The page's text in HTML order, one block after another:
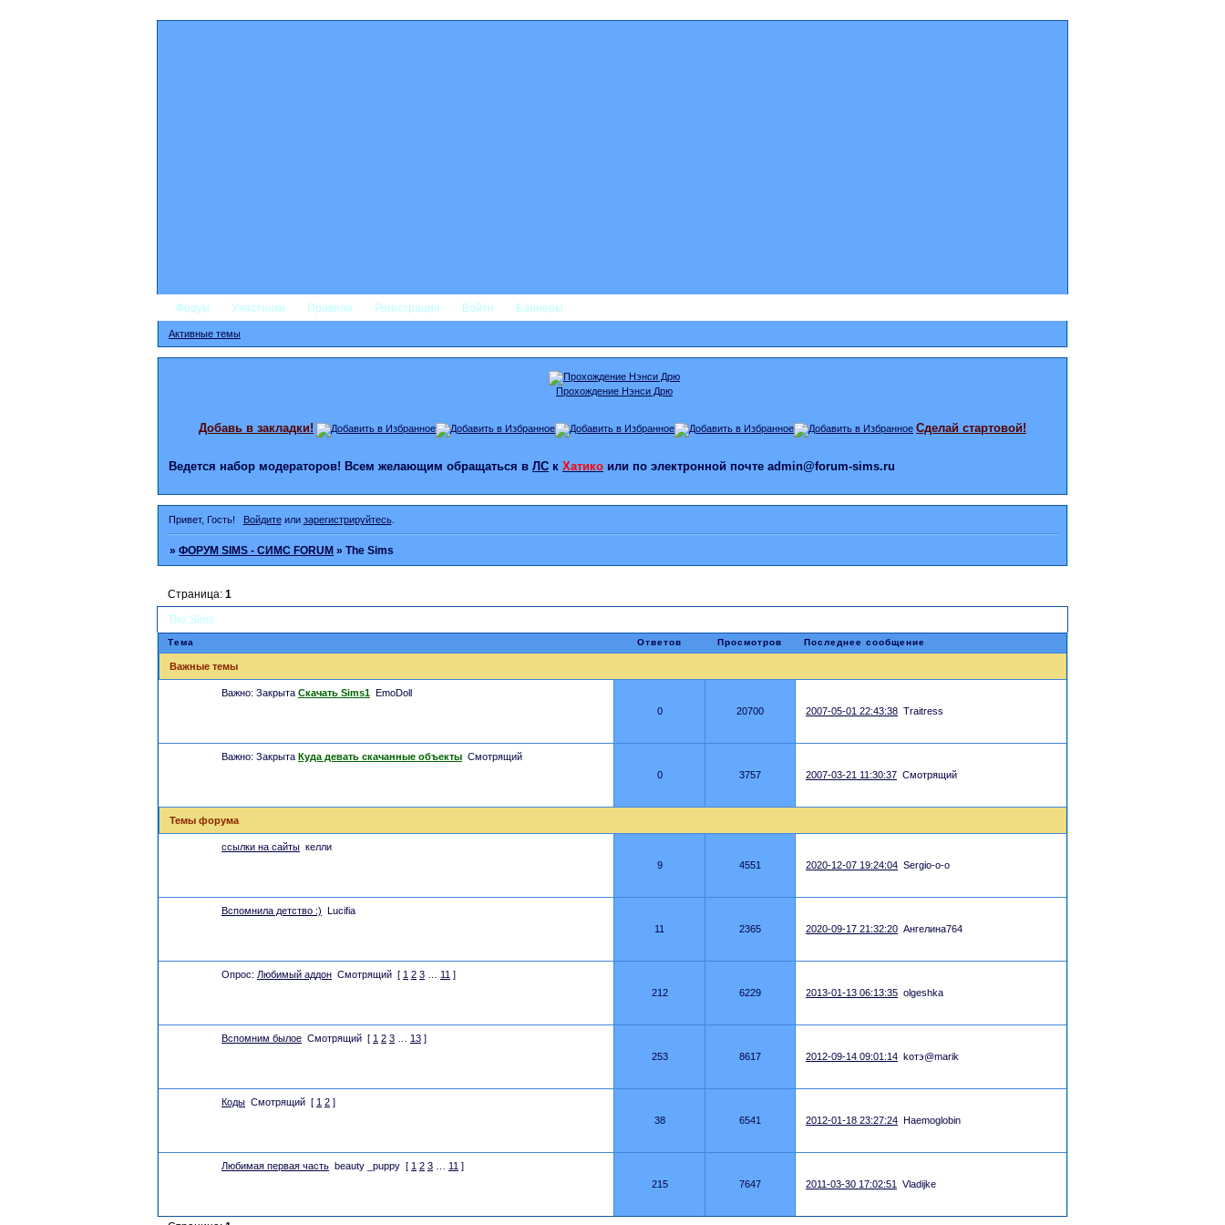
Форум Участники Правила Регистрация Войти Баннеры
Активные темы
Прохождение Нэнси Дрю
Добавь в закладки! Сделай стартовой!
Ведется набор модераторов! Всем желающим обращаться в ЛС к Хатико или по электронной почте admin@forum-sims.ru
Привет, Гость! Войдитеили зарегистрируйтесь.
»ФОРУМ SIMS - СИМС FORUM »The Sims
The Sims
Страница:1
Тема Ответов Просмотров Последнее сообщение
Важные темы
Важно: Закрыта Скачать Sims1 EmoDoll
0
20700 2007-05-01 22:43:38 Traitress
Важно: Закрыта Куда девать скачанные объекты Смотрящий
0
3757 2007-03-21 11:30:37 Смотрящий
Темы форума
ссылки на сайты келли
9
4551 2020-12-07 19:24:04 Sergio-o-o
Вспомнила детство :) Lucifia
11
2365 2020-09-17 21:32:20 Ангелина764
Опрос: Любимый аддон Смотрящий [ 1 2 3 11 ]
212
6229 2013-01-13 06:13:35 olgeshka
Вспомним былое Смотрящий [ 1 2 3 13 ]
253
8617 2012-09-14 09:01:14 kотэ@marik
Коды Смотрящий [ 1 2 ]
38
6541 2012-01-18 23:27:24 Haemoglobin
Любимая первая часть beauty _puppy [ 1 2 3 11 ]
215
7647 2011-03-30 17:02:51 Vladijke